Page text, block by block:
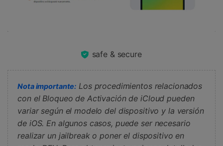
safe & secure
Nota importante: Los procedimientos relacionados
con el Bloqueo de Activación de iCloud pueden
variar según el modelo del dispositivo y la versión
de iOS. En algunos casos, puede ser necesario
realizar un jailbreak o poner el dispositivo en